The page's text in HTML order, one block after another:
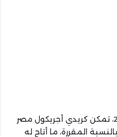
ومع نهاية العام المالي 2025، تمكن كريدي أجريكول مصر
المقررة، ما أتاح له